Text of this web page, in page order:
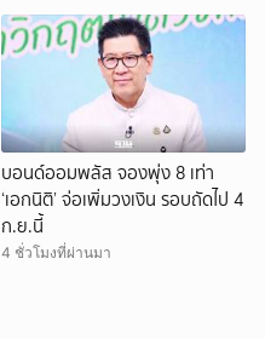
บอนด์ออมพลัส จองพุ่ง 8 เท่า
‘เอกนิติ’ จ่อเพิ่มวงเงิน รอบถัดไป 4
ก.ย.นี้
4 ชั่วโมงที่ผ่านมา